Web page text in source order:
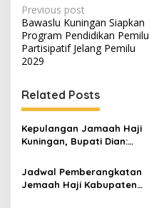
Post
navigation
Previous post
Bawaslu Kuningan Siapkan
Program Pendidikan Pemilu
Partisipatif Jelang Pemilu
2029
Related Posts
Kepulangan Jamaah Haji
Kuningan, Bupati Dian:
dan Jadi Teladan
Jadwal Pemberangkatan
Jemaah Haji Kabupaten